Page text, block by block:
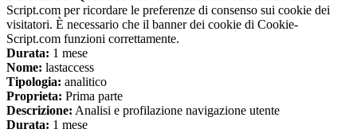
Script.com per ricordare le preferenze di consenso sui cookie dei
visitatori. È necessario che il banner dei cookie di Cookie-
Script.com funzioni correttamente.
Durata: 1 mese
Nome: lastaccess
Tipologia: analitico
Proprieta: Prima parte
Descrizione: Analisi e profilazione navigazione utente
Durata: 1 mese